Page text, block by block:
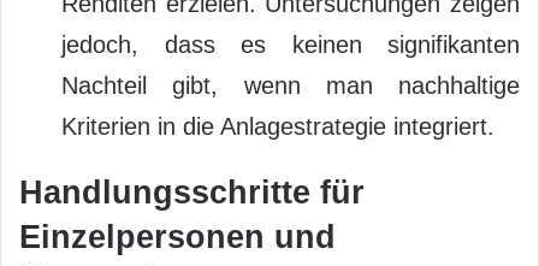
jedoch, dass es keinen signifikanten
Nachteil gibt, wenn man nachhaltige
Kriterien in die Anlagestrategie integriert.
Handlungsschritte für
Einzelpersonen und